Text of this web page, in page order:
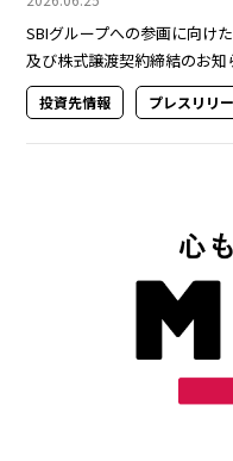
SBIグループへの参画に向け
及び株式譲渡契約締結のお知
投資先情報 プレスリリ